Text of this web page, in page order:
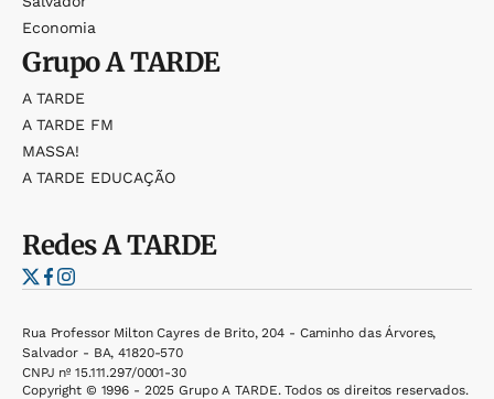
Economia
GrupoA TARDE
A TARDE
A TARDE FM
MASSA!
A TARDE EDUCAÇÃO
RedesA TARDE
Rua Professor Milton Cayres de Brito, 204 - Caminho das Árvores,
Salvador - BA, 41820-570
CNPJ nº 15.111.297/0001-30
Copyright © 1996 - 2025 Grupo A TARDE. Todos os direitos reservados.